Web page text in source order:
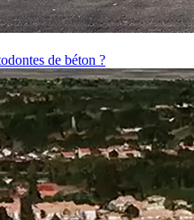
de béton ?